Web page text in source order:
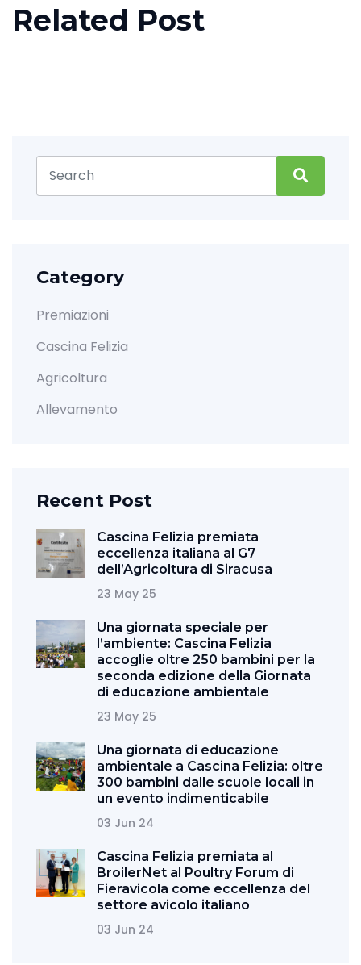
Related Post
Category
Premiazioni
Cascina Felizia
Agricoltura
Allevamento
Recent Post
Cascina Felizia premiata
eccellenza italiana al G7
dell’Agricoltura di Siracusa
23 May 25
Una giornata speciale per
l’ambiente: Cascina Felizia
accoglie oltre 250 bambini per la
seconda edizione della Giornata
di educazione ambientale
23 May 25
Una giornata di educazione
ambientale a Cascina Felizia: oltre
300 bambini dalle scuole locali in
un evento indimenticabile
03 Jun 24
Cascina Felizia premiata al
BroilerNet al Poultry Forum di
Fieravicola come eccellenza del
settore avicolo italiano
03 Jun 24